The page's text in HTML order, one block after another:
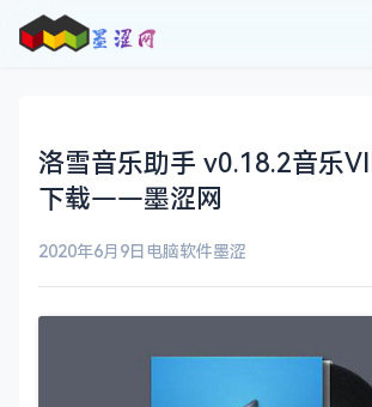
洛雪音乐助手 v0.18.2音乐
下载——墨涩网
2020年6月9日 电脑软件墨涩